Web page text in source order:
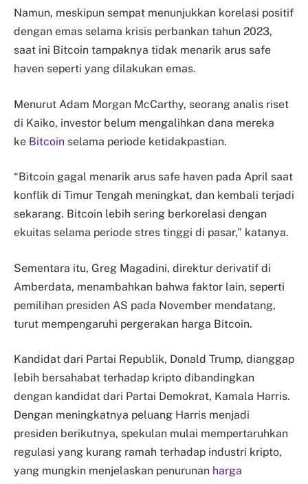
Namun, meskipun sempat menunjukkan korelasi positif
dengan emas selama krisis perbankan tahun 2023,
saat ini Bitcoin tampaknya tidak menarik arus safe
haven seperti yang dilakukan emas.
Menurut Adam Morgan McCarthy, seorang analis riset
di Kaiko, investor belum mengalihkan dana mereka
ke Bitcoin selama periode ketidakpastian.
“Bitcoin gagal menarik arus safe haven pada April saat
konflik di Timur Tengah meningkat, dan kembali terjadi
sekarang. Bitcoin lebih sering berkorelasi dengan
ekuitas selama periode stres tinggi di pasar,” katanya.
Sementara itu, Greg Magadini, direktur derivatif di
Amberdata, menambahkan bahwa faktor lain, seperti
pemilihan presiden AS pada November mendatang,
turut mempengaruhi pergerakan harga Bitcoin.
Kandidat dari Partai Republik, Donald Trump, dianggap
lebih bersahabat terhadap kripto dibandingkan
dengan kandidat dari Partai Demokrat, Kamala Harris.
Dengan meningkatnya peluang Harris menjadi
presiden berikutnya, spekulan mulai mempertaruhkan
regulasi yang kurang ramah terhadap industri kripto,
yang mungkin menjelaskan penurunan harga